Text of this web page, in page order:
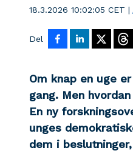
18.3.2026 10:02:05 CET |
Del
Om knap en uge
gang. Men
En ny
unges
dem i